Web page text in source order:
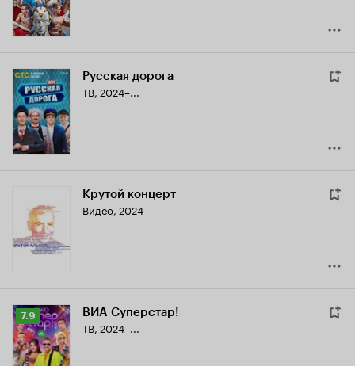
Русская дорога
ТВ, 2024–...
Крутой концерт
Видео, 2024
Рейтинг
Кинопоиска
7.9
7.9 ВИА Суперстар!
ТВ, 2024–...